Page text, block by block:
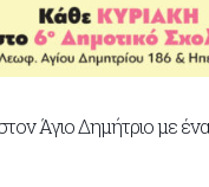
Άγιο Δημήτριο με